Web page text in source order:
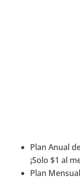
Plan Anual
¡Solo $1 al
Plan